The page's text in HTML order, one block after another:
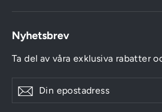
Nyhetsbrev
Ta del av våra exklusiva rabatter
epostadress
mig
Meddela
mig